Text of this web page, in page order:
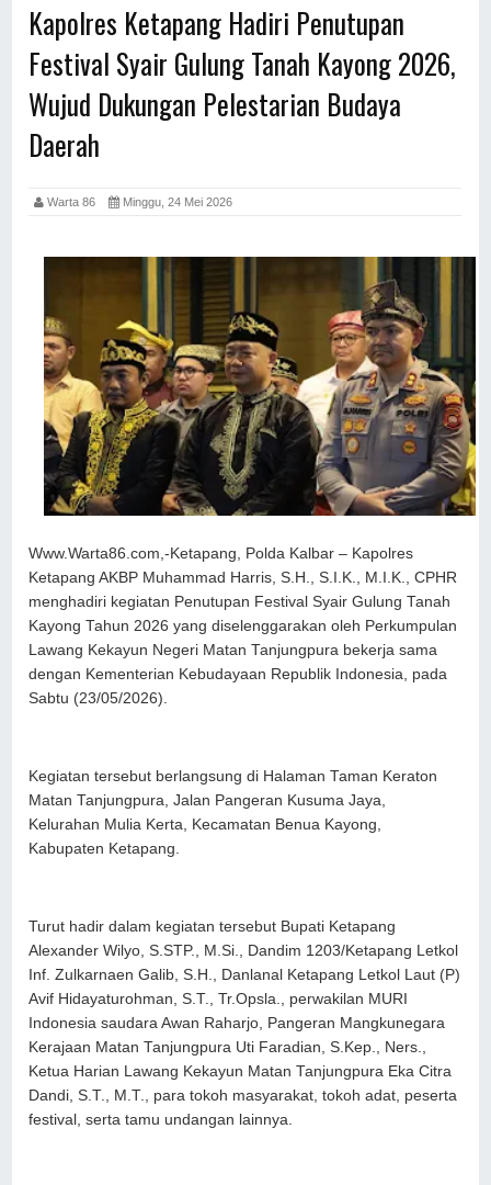
Kapolres Ketapang Hadiri Penutupan
Festival Syair Gulung Tanah Kayong 2026,
Wujud Dukungan Pelestarian Budaya
Daerah
Warta 86 Minggu, 24 Mei 2026
Www.Warta86.com,-Ketapang, Polda Kalbar – Kapolres
Ketapang AKBP Muhammad Harris, S.H., S.I.K., M.I.K., CPHR
menghadiri kegiatan Penutupan Festival Syair Gulung Tanah
Kayong Tahun 2026 yang diselenggarakan oleh Perkumpulan
Lawang Kekayun Negeri Matan Tanjungpura bekerja sama
dengan Kementerian Kebudayaan Republik Indonesia, pada
Sabtu (23/05/2026).
Kegiatan tersebut berlangsung di Halaman Taman Keraton
Matan Tanjungpura, Jalan Pangeran Kusuma Jaya,
Kelurahan Mulia Kerta, Kecamatan Benua Kayong,
Kabupaten Ketapang.
Turut hadir dalam kegiatan tersebut Bupati Ketapang
Alexander Wilyo, S.STP., M.Si., Dandim 1203/Ketapang Letkol
Inf. Zulkarnaen Galib, S.H., Danlanal Ketapang Letkol Laut (P)
Avif Hidayaturohman, S.T., Tr.Opsla., perwakilan MURI
Indonesia saudara Awan Raharjo, Pangeran Mangkunegara
Kerajaan Matan Tanjungpura Uti Faradian, S.Kep., Ners.,
Ketua Harian Lawang Kekayun Matan Tanjungpura Eka Citra
Dandi, S.T., M.T., para tokoh masyarakat, tokoh adat, peserta
festival, serta tamu undangan lainnya.